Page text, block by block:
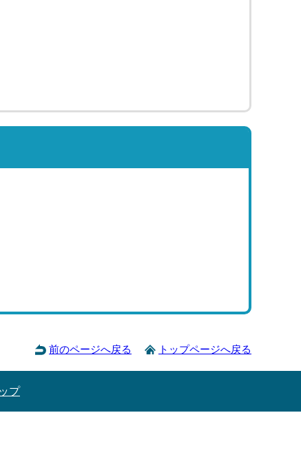
前のページへ戻る トップページへ戻る
プ